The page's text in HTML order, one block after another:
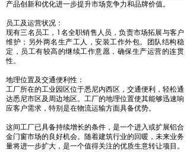
产品创新和优化进一步提升市场竞争力和品牌价值。
员工及运营状况：
现有三名员工，1名全职销售人员，负责市场拓展与客户
维护；另外两名生产工人，安装工作外包。团队结构稳
定，员工有较高的继续工作意愿，确保生产运营的连贯
性。
地理位置及交通便利性：
工厂所在的工业园区位于悉尼内西区，交通便利，轻松通
达悉尼市区及周边地区。工厂的地理位置使其能够迅速响
应客户需求，特别是在物流运输方面具备优势。
这间工厂已具备持续增长的条件，是一个进入或扩展铝合
金门窗市场的良好机会。随着建筑行业的回暖，未来业务
量将进一步扩大，是一个值得关注的优质生意转让项目。